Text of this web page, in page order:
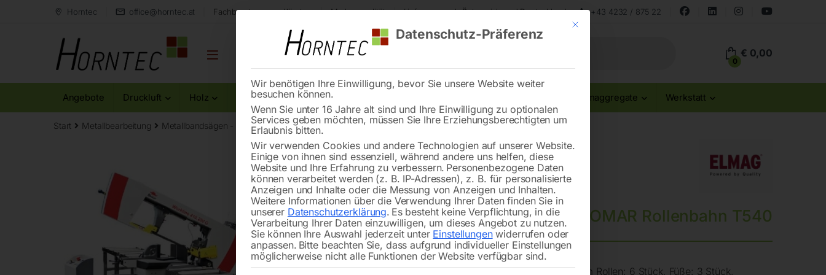
Horntec office@horntec.at Fachberatung aus Kärnten Markenqualität Lieferung nach Österreich und Deutschland +43 4232 / 875 22
0
€ 0,00
Angebote Druckluft Holz Metall Reinigung Stromaggregate Werkstatt
Start Metallbearbeitung Metallbandsägen - Zubehör BOMAR Rollenbahn T540
🔍
BOMAR Rollenbahn T540
Grundversion Länge: 2.000 m Rollen: Ø 70mm Rollen: 6 Stück, Füße: 3 Stück,
Mit diesem Button wird der Dialog geschlossen. Seine Funktionalität ist
Datenschutz-Präferenz
Wir benötigen Ihre Einwilligung, bevor Sie unsere Website weiter
besuchen können.
Wenn Sie unter 16 Jahre alt sind und Ihre Einwilligung zu optionalen
Services geben möchten, müssen Sie Ihre Erziehungsberechtigten um
Erlaubnis bitten.
Wir verwenden Cookies und andere Technologien auf unserer Website.
Einige von ihnen sind essenziell, während andere uns helfen, diese
Website und Ihre Erfahrung zu verbessern. Personenbezogene Daten
können verarbeitet werden (z. B. IP-Adressen), z. B. für personalisierte
Anzeigen und Inhalte oder die Messung von Anzeigen und Inhalten.
Weitere Informationen über die Verwendung Ihrer Daten finden Sie in
unserer Datenschutzerklärung. Es besteht keine Verpflichtung, in die
Verarbeitung Ihrer Daten einzuwilligen, um dieses Angebot zu nutzen.
Sie können Ihre Auswahl jederzeit unter Einstellungenwiderrufen oder
anpassen. Bitte beachten Sie, dass aufgrund individueller Einstellungen
möglicherweise nicht alle Funktionen der Website verfügbar sind.